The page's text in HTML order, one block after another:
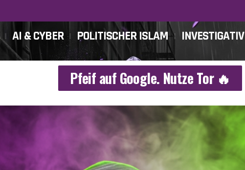
AI & CYBER POLITISCHER ISLAM INVESTIGATIV
Pfeif auf Google. Nutze Tor 🔥